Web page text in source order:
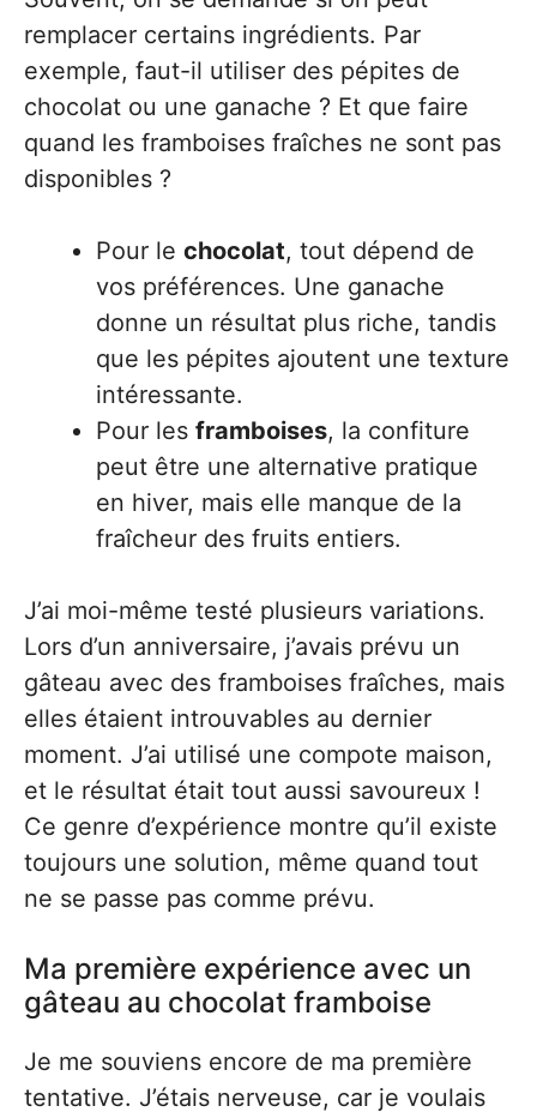
remplacer certains ingrédients. Par
exemple, faut-il utiliser des pépites de
chocolat ou une ganache ? Et que faire
quand les framboises fraîches ne sont pas
disponibles ?
Pour le chocolat, tout dépend de
vos préférences. Une ganache
donne un résultat plus riche, tandis
que les pépites ajoutent une texture
intéressante.
Pour les framboises, la confiture
peut être une alternative pratique
en hiver, mais elle manque de la
fraîcheur des fruits entiers.
J’ai moi-même testé plusieurs variations.
Lors d’un anniversaire, j’avais prévu un
gâteau avec des framboises fraîches, mais
elles étaient introuvables au dernier
moment. J’ai utilisé une compote maison,
et le résultat était tout aussi savoureux !
Ce genre d’expérience montre qu’il existe
toujours une solution, même quand tout
ne se passe pas comme prévu.
Ma première expérience avec un
gâteau au chocolat framboise
Je me souviens encore de ma première
tentative. J’étais nerveuse, car je voulais